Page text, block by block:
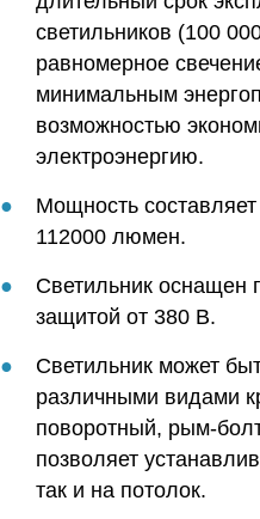
светильников (100
равномерное
минимальным
возможностью
электроэнергию.
Мощность составляет
112000 люмен.
Светильник оснащен
защитой от 380 В.
Светильник может
различными видами
поворотный, рым-
позволяет
так и на потолок.